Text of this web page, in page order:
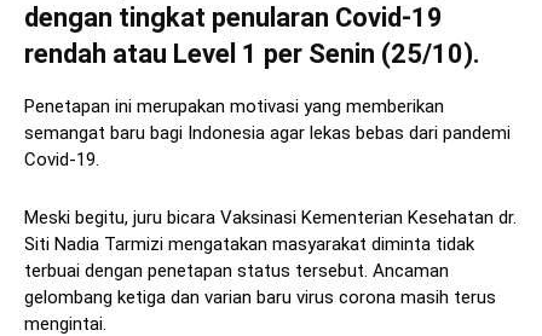
dengan tingkat penularan Covid-19
rendah atau Level 1 per Senin (25/10).
Penetapan ini merupakan motivasi yang memberikan
semangat baru bagi Indonesia agar lekas bebas dari pandemi
Covid-19.
Meski begitu, juru bicara Vaksinasi Kementerian Kesehatan dr.
Siti Nadia Tarmizi mengatakan masyarakat diminta tidak
terbuai dengan penetapan status tersebut. Ancaman
gelombang ketiga dan varian baru virus corona masih terus
mengintai.